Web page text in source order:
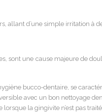
allant d’une simple irritation à
sont une cause majeure de
bucco-dentaire, se
avec un bon nettoyage
la gingivite n’est pas